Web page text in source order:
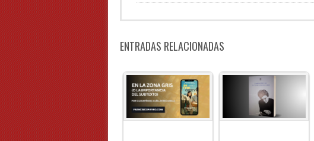
ENTRADAS RELACIONADAS